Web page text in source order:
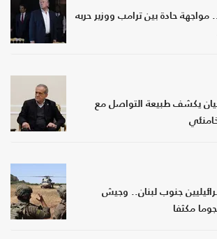
مواجهة حادة بين ترامب ووزير حربه
يكشف طبيعة التواصل مع
جنوب لبنان.. وجيش
مكثفا